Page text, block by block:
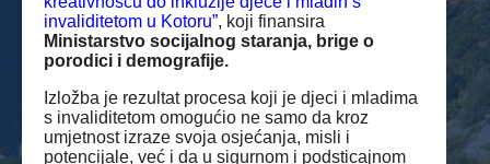
invaliditetom u Kotoru”, koji finansira
Ministarstvo socijalnog staranja, brige o
porodici i demografije.
Izložba je rezultat procesa koji je djeci i mladima
s invaliditetom omogućio ne samo da kroz
umjetnost izraze svoja osjećanja, misli i
potencijale, već i da u sigurnom i podsticajnom